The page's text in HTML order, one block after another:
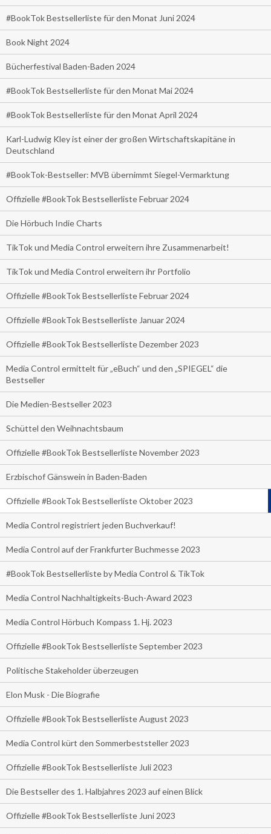
#BookTok Bestsellerliste für den Monat Juni 2024
Book Night 2024
Bücherfestival Baden-Baden 2024
#BookTok Bestsellerliste für den Monat Mai 2024
#BookTok Bestsellerliste für den Monat April 2024
Karl-Ludwig Kley ist einer der großen Wirtschaftskapitäne in
Deutschland
#BookTok-Bestseller: MVB übernimmt Siegel-Vermarktung
Offizielle #BookTok Bestsellerliste Februar 2024
Die Hörbuch Indie Charts
TikTok und Media Control erweitern ihre Zusammenarbeit!
TikTok und Media Control erweitern ihr Portfolio
Offizielle #BookTok Bestsellerliste Februar 2024
Offizielle #BookTok Bestsellerliste Januar 2024
Offizielle #BookTok Bestsellerliste Dezember 2023
Media Control ermittelt für „eBuch“ und den „SPIEGEL“ die
Bestseller
Die Medien-Bestseller 2023
Schüttel den Weihnachtsbaum
Offizielle #BookTok Bestsellerliste November 2023
Erzbischof Gänswein in Baden-Baden
Offizielle #BookTok Bestsellerliste Oktober 2023
Media Control registriert jeden Buchverkauf!
Media Control auf der Frankfurter Buchmesse 2023
#BookTok Bestsellerliste by Media Control & TikTok
Media Control Nachhaltigkeits-Buch-Award 2023
Media Control Hörbuch Kompass 1. Hj. 2023
Offizielle #BookTok Bestsellerliste September 2023
Politische Stakeholder überzeugen
Elon Musk - Die Biografie
Offizielle #BookTok Bestsellerliste August 2023
Media Control kürt den Sommerbeststeller 2023
Offizielle #BookTok Bestsellerliste Juli 2023
Die Bestseller des 1. Halbjahres 2023 auf einen Blick
Offizielle #BookTok Bestsellerliste Juni 2023